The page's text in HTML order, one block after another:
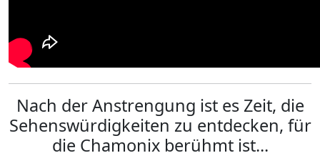
Nach der Anstrengung ist es Zeit, die
Sehenswürdigkeiten zu entdecken, für
die Chamonix berühmt ist...